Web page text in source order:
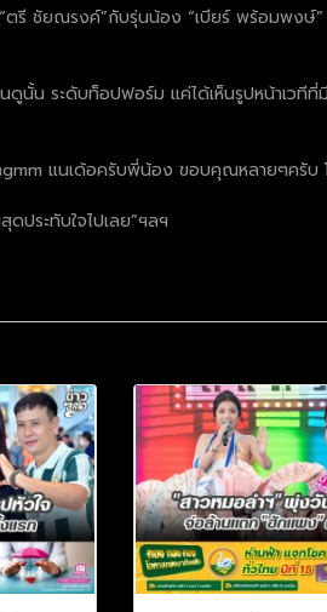
ชัยณรงค์”กับรุ่นน้อง “เบียร์ พร้อมพงษ์”
น ระดับท็อปฟอร์ม แค่ได้เห็นรูปหน้าเวทีที่มี
แนเด้อครับพี่น้อง ขอบคุณหลายๆครับ
ประทับใจไปเลย”ฯลฯ